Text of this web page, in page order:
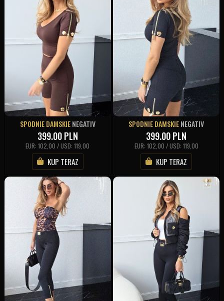
SPODNIE DAMSKIENEGATIV
399.00PLN
EUR: 102,00 / USD: 119,00
KUP TERAZ
SPODNIE DAMSKIENEGATIV
399.00PLN
EUR: 102,00 / USD: 119,00
KUP TERAZ